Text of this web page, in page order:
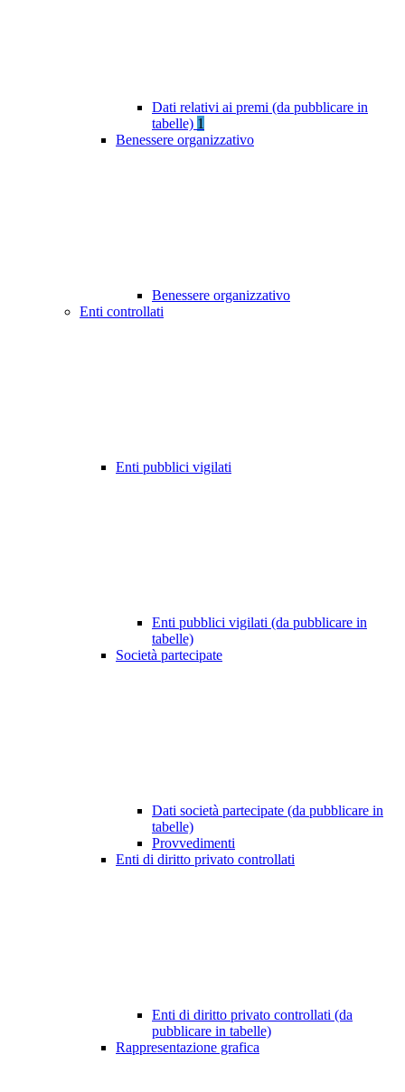
Dati relativi ai premi (da pubblicare in
tabelle) 1
Benessere organizzativo
Benessere organizzativo
Enti controllati
Enti pubblici vigilati
Enti pubblici vigilati (da pubblicare in
tabelle)
Società partecipate
Dati società partecipate (da pubblicare in
tabelle)
Provvedimenti
Enti di diritto privato controllati
Enti di diritto privato controllati (da
pubblicare in tabelle)
Rappresentazione grafica